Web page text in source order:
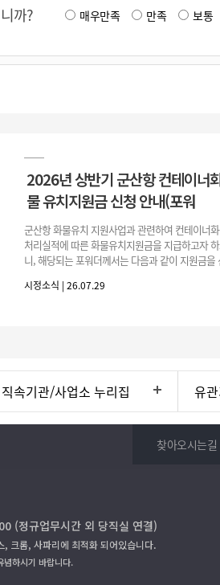
까? 매우만족 만족 보통
2026년 상반기 군산항 컨테이너
물 유치지원금 신청 안내(포워
군산항 화물유치 지원사업과 관련하여 컨테이너
처리실적에 따른 화물유치지원금을 지급하고자
니, 해당되는 포워더께서는 다음과 같이 지원금을
30.(6개
시정소식 | 26.07.29
직속기관/사업소 누리집 유
찾아오시는길
(정규업무시간 외 당직실 연결)
크롬, 사파리에 최적화 되어있습니다.
념하시기 바랍니다.